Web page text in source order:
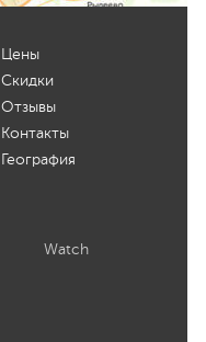
Цены
Скидки
Отзывы
Контакты
География
Watch